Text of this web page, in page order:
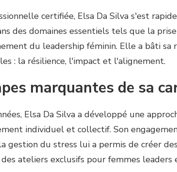
certifiée, Elsa Da Silva s'est
des domaines essentiels tels que la
du leadership féminin. Elle a bâti
: la résilience, l'impact et l'alignement.
marquantes de sa
Elsa Da Silva a développé une
individuel et collectif. Son
gestion du stress lui a permis de créer
ateliers exclusifs pour femmes leaders